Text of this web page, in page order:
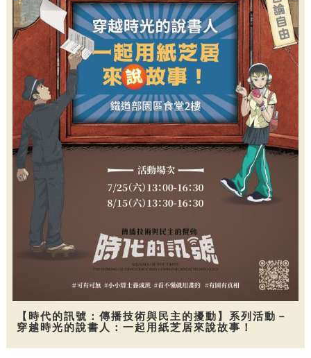
【時代的訊號：傳播技術與民主的擾動】系列活動－
穿越時光的說書人：一起用紙芝居來說故事！